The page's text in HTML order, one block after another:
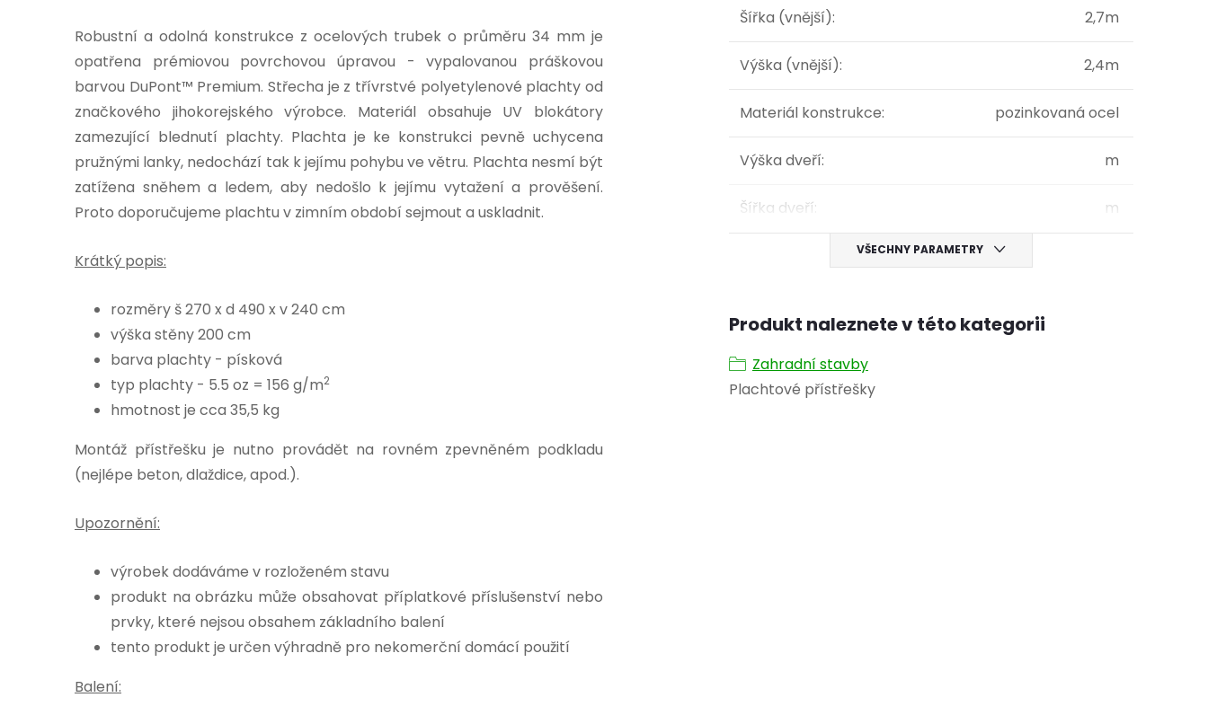
Robustní a odolná konstrukce z ocelových trubek o průměru 34 mm je
opatřena prémiovou povrchovou úpravou - vypalovanou práškovou
barvou DuPont™ Premium. Střecha je z třívrstvé polyetylenové plachty od
značkového jihokorejského výrobce. Materiál obsahuje UV blokátory
zamezující blednutí plachty. Plachta je ke konstrukci pevně uchycena
pružnými lanky, nedochází tak k jejímu pohybu ve větru. Plachta nesmí být
zatížena sněhem a ledem, aby nedošlo k jejímu vytažení a prověšení.
Proto doporučujeme plachtu v zimním období sejmout a uskladnit.
Krátký popis:
rozměry š 270 x d 490 x v 240 cm
výška stěny 200 cm
barva plachty - písková
typ plachty - 5.5 oz = 156 g/m2
hmotnost je cca 35,5 kg
Montáž přístřešku je nutno provádět na rovném zpevněném podkladu
(nejlépe beton, dlaždice, apod.).
Upozornění:
výrobek dodáváme v rozloženém stavu
produkt na obrázku může obsahovat příplatkové příslušenství nebo
prvky, které nejsou obsahem základního balení
tento produkt je určen výhradně pro nekomerční domácí použití
Balení:
Šířka (vnější): 2,7m
Výška (vnější): 2,4m
Materiál konstrukce: pozinkovaná ocel
Výška dveří: m
Šířka dveří: m
VŠECHNY PARAMETRY
Produkt naleznete v této kategorii
Zahradní stavby
Plachtové přístřešky